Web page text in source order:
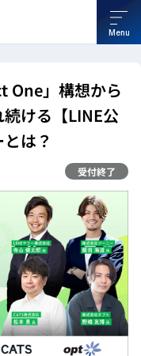
Menu
One」構想から
ける【LINE公
は？
受付終了